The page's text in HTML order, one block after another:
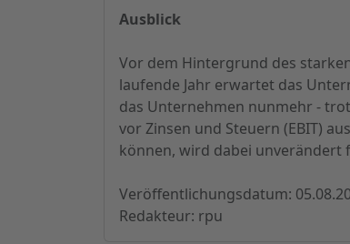
Ausblick
Vor dem Hintergrund des
laufende Jahr erwartet das
das Unternehmen nunmehr -
vor Zinsen und Steuern (EBIT)
können, wird dabei unverändert
Veröffentlichungsdatum:
Redakteur: rpu